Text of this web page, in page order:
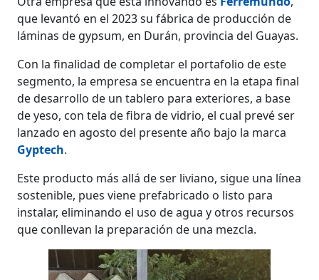
que levantó en el 2023 su fábrica de producción de
láminas de gypsum, en Durán, provincia del Guayas.
Con la finalidad de completar el portafolio de este
segmento, la empresa se encuentra en la etapa final
de desarrollo de un tablero para exteriores, a base
de yeso, con tela de fibra de vidrio, el cual prevé ser
lanzado en agosto del presente año bajo la marca
Gyptech.
Este producto más allá de ser liviano, sigue una línea
sostenible, pues viene prefabricado o listo para
instalar, eliminando el uso de agua y otros recursos
que conllevan la preparación de una mezcla.